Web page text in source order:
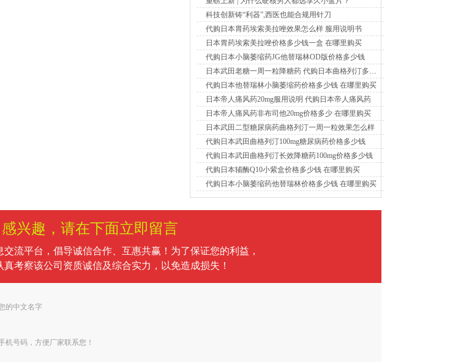
科技创新铸“利器”,西医也能合规用针刀
代购日本胃药埃索美拉唑效果怎么样 服用说明书
日本胃药埃索美拉唑价格多少钱一盒 在哪里购买
代购日本小脑萎缩药JG他替瑞林OD版价格多少钱
日本武田老糖一周一粒降糖药 代购日本曲格列汀多少钱
代购日本他替瑞林小脑萎缩药价格多少钱 在哪里购买
日本帝人痛风药20mg服用说明 代购日本帝人痛风药
日本帝人痛风药非布司他20mg价格多少 在哪里购买
日本武田二型糖尿病药曲格列汀一周一粒效果怎么样
代购日本武田曲格列汀100mg糖尿病药价格多少钱
代购日本武田曲格列汀长效降糖药100mg价格多少钱
代购日本辅酶Q10小紫盒价格多少钱 在哪里购买
代购日本小脑萎缩药他替瑞林价格多少钱 在哪里购买
兴趣，请在下面立即留言
流平台，倡导诚信合作、互惠共赢！为了保证您的利益，
考察该公司资质诚信及综合实力，以免造成损失！
的中文名字
机号码，方便厂家联系您！